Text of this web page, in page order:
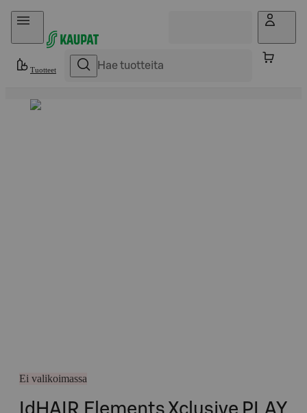
Hyppää sisältöön
Tuotteet
Ei valikoimassa
IdHAIR Elements Xclusive PLAY